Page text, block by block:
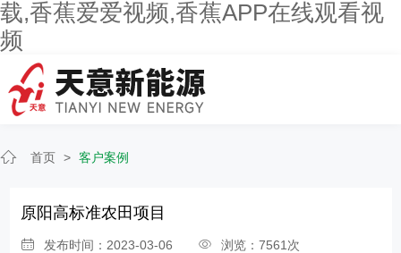
载,香蕉爱爱视频,香蕉APP在线观看视
频
新闻资讯
联系91香蕉视频污污
首页 > 客户案例
原阳高标准农田项目
发布时间：2023-03-06 浏览：7561次